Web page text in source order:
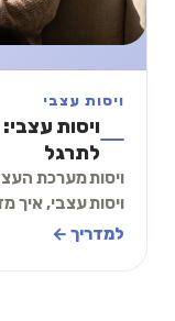
ויסות עצבי
ויסות
לתרגל
ויסות מערכת
להתחיל היום. כולל
למדריך ←